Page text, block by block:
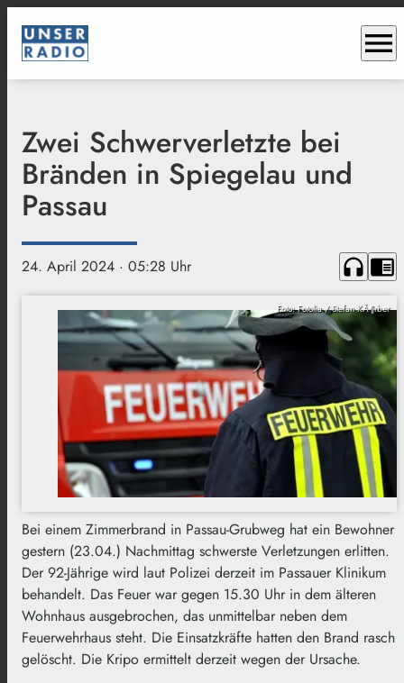
menu
Zwei Schwerverletzte bei
Bränden in Spiegelau und
Passau
24. April 2024 · 05:28 Uhr headphones chrome_reader_mode
Foto: Fotolia / Stefan KÃ¶rber
Bei einem Zimmerbrand in Passau-Grubweg hat ein Bewohner
gestern (23.04.) Nachmittag schwerste Verletzungen erlitten.
Der 92-Jährige wird laut Polizei derzeit im Passauer Klinikum
behandelt. Das Feuer war gegen 15.30 Uhr in dem älteren
Wohnhaus ausgebrochen, das unmittelbar neben dem
Feuerwehrhaus steht. Die Einsatzkräfte hatten den Brand rasch
gelöscht. Die Kripo ermittelt derzeit wegen der Ursache.